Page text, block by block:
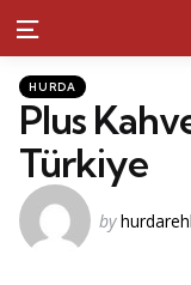
Menu
Kategoriler
Posted
in
HURDA
Plus
Türkiye
Posted
by